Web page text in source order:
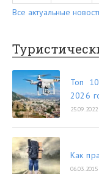
Все актуальные
Топ
2026
25.09.2022
Как
06.03.2015